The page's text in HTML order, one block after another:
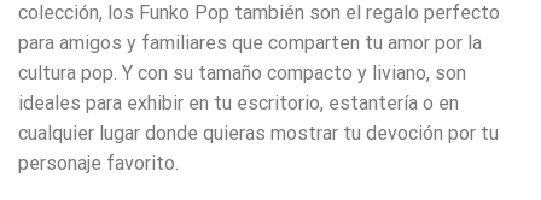
colección, los Funko Pop también son el regalo perfecto
para amigos y familiares que comparten tu amor por la
cultura pop. Y con su tamaño compacto y liviano, son
ideales para exhibir en tu escritorio, estantería o en
cualquier lugar donde quieras mostrar tu devoción por tu
personaje favorito.